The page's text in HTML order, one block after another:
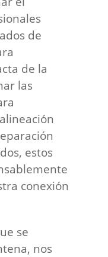
de
de la
las
estos
conexión
se
nos